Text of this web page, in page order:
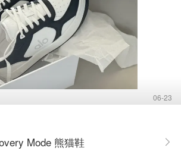
06-23
Mode 熊猫鞋